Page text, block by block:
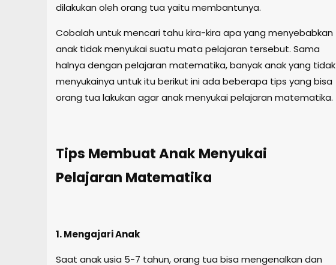
dilakukan oleh orang tua yaitu membantunya.
Cobalah untuk mencari tahu kira-kira apa yang menyebabkan
anak tidak menyukai suatu mata pelajaran tersebut. Sama
halnya dengan pelajaran matematika, banyak anak yang tidak
menyukainya untuk itu berikut ini ada beberapa tips yang bisa
orang tua lakukan agar anak menyukai pelajaran matematika.
Tips Membuat Anak Menyukai
Pelajaran Matematika
1. Mengajari Anak
Saat anak usia 5-7 tahun, orang tua bisa mengenalkan dan